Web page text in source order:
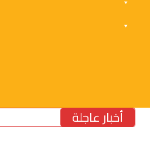
أخبار عاجلة